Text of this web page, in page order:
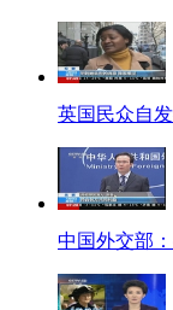
英国民众自
中国外交部